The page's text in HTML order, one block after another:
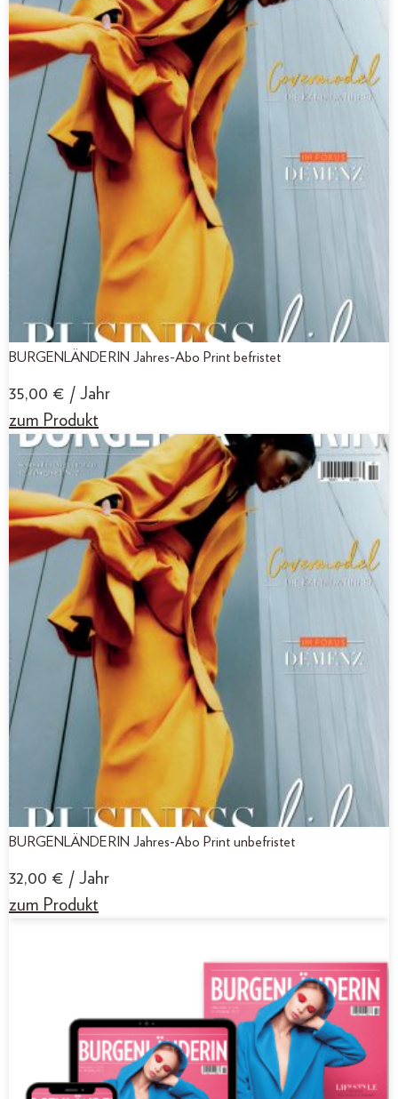
BURGENLÄNDERIN Jahres-Abo Print befristet
35,00 € / Jahr
zum Produkt
BURGENLÄNDERIN Jahres-Abo Print unbefristet
32,00 € / Jahr
zum Produkt